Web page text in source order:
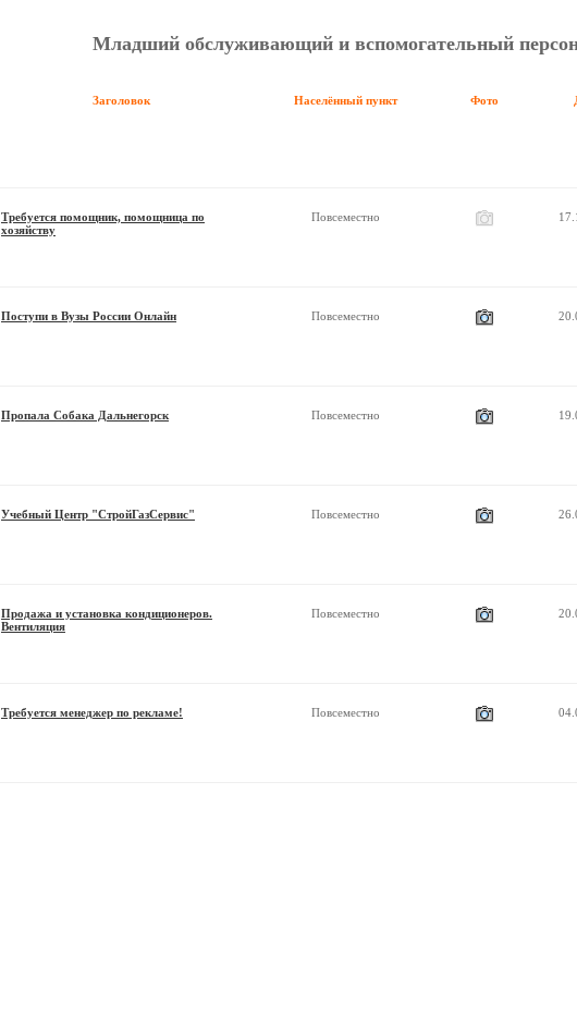
Младший обслуживающий и вспомогательный
Заголовок Фото
Населённый пункт
Требуется помощник, помощница по
хозяйству
Повсеместно
Поступи в Вузы России Онлайн Повсеместно
Пропала Собака Дальнегорск Повсеместно
Учебный Центр "СтройГазСервис" Повсеместно
Продажа и установка кондиционеров.
Вентиляция
Повсеместно
Требуется менеджер по рекламе! Повсеместно